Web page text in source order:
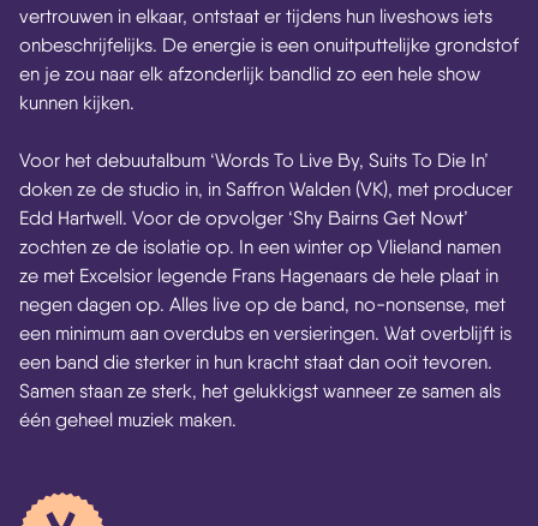
vertrouwen in elkaar, ontstaat er tijdens hun liveshows iets
onbeschrijfelijks. De energie is een onuitputtelijke grondstof
en je zou naar elk afzonderlijk bandlid zo een hele show
kunnen kijken.
Voor het debuutalbum ‘Words To Live By, Suits To Die In’
doken ze de studio in, in Saffron Walden (VK), met producer
Edd Hartwell. Voor de opvolger ‘Shy Bairns Get Nowt’
zochten ze de isolatie op. In een winter op Vlieland namen
ze met Excelsior legende Frans Hagenaars de hele plaat in
negen dagen op. Alles live op de band, no-nonsense, met
een minimum aan overdubs en versieringen. Wat overblijft is
een band die sterker in hun kracht staat dan ooit tevoren.
Samen staan ze sterk, het gelukkigst wanneer ze samen als
één geheel muziek maken.